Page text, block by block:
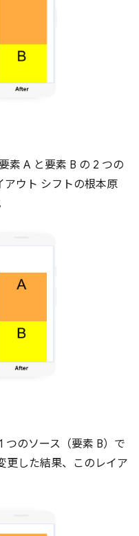
素 A と要素 B の 2 つの
アウト シフトの根本原
つのソース（要素 B）で
更した結果、このレイア